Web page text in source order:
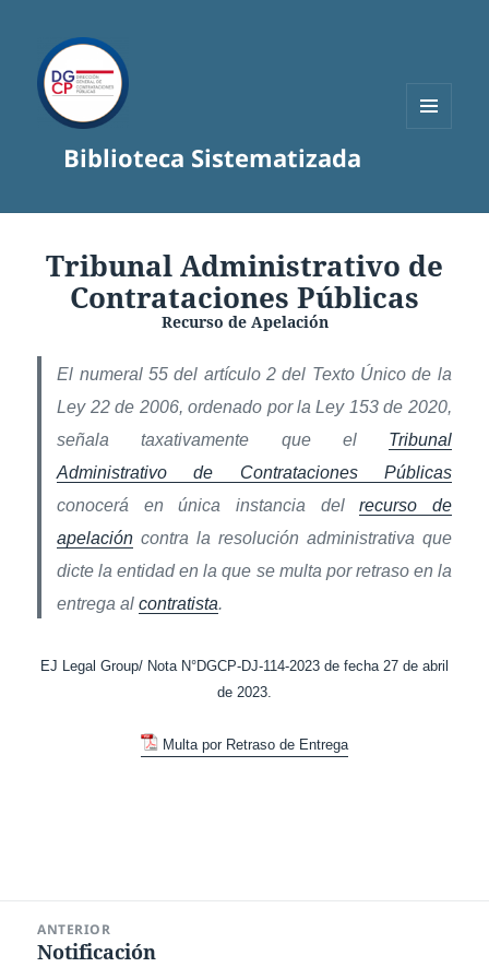
Biblioteca Sistematizada
Tribunal Administrativo de
Contrataciones Públicas
Recurso de Apelación
El numeral 55 del artículo 2 del Texto Único de la
Ley 22 de 2006, ordenado por la Ley 153 de 2020,
señala taxativamente que el Tribunal
Administrativo de Contrataciones Públicas
conocerá en única instancia delrecurso de
apelación contra la resolución administrativa que
dicte la entidad en la que se multa por retraso en la
entrega alcontratista.
EJ Legal Group/ Nota N°DGCP-DJ-114-2023 de fecha 27 de abril
de 2023.
Multa por Retraso de Entrega
entradas
ANTERIOR
Entrada
Notificación